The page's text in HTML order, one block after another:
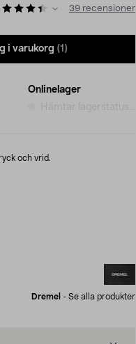
39 recensioner
i varukorg (1)
Onlinelager
och vrid.
Dremel - Se alla produkter